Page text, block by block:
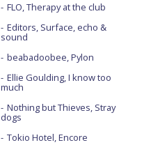
FLO, Therapy at the club
Editors, Surface, echo &
sound
beabadoobee, Pylon
Ellie Goulding, I know too
much
Nothing but Thieves, Stray
dogs
Tokio Hotel, Encore